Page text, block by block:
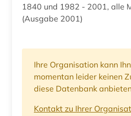
1840 und 1982 - 2001, alle
(Ausgabe 2001)
Ihre Organisation kann
momentan leider keinen
diese Datenbank
Kontakt zu Ihrer